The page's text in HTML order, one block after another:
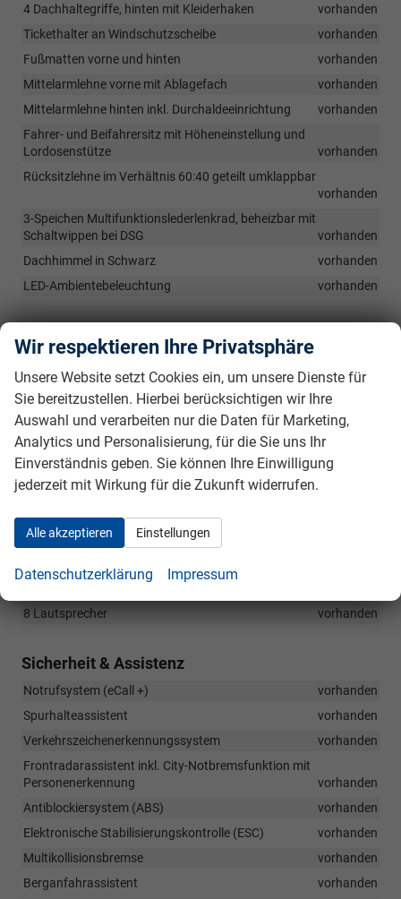
4 Dachhaltegriffe, hinten mit Kleiderhaken
vorhanden
Tickethalter an Windschutzscheibe
vorhanden
Fußmatten vorne und hinten
vorhanden
Mittelarmlehne vorne mit Ablagefach
vorhanden
Mittelarmlehne hinten inkl. Durchaldeeinrichtung
vorhanden
Fahrer- und Beifahrersitz mit Höheneinstellung und
Lordosenstütze
vorhanden
Rücksitzlehne im Verhältnis 60:40 geteilt umklappbar
vorhanden
3-Speichen Multifunktionslederlenkrad, beheizbar mit
Schaltwippen bei DSG
vorhanden
Dachhimmel in Schwarz
vorhanden
LED-Ambientebeleuchtung
vorhanden
Infotainment & Kommunikation
Induktive Aufladefunktion für Smartphones
8" Infotainmentsdisplay mit Navigationssystem
vorhanden
230-Volt Steckdose hinten inkl. USB-C-Anschluss
vorhanden
12-Volt Steckdose vorne
vorhanden
USB-Anschluss (Typ-C) vorne
Digitaler Radioempfang (DAB+)
8 Lautsprecher
vorhanden
Sicherheit & Assistenz
Notrufsystem (eCall +)
vorhanden
Spurhalteassistent
vorhanden
Verkehrszeichenerkennungssystem
vorhanden
Frontradarassistent inkl. City-Notbremsfunktion mit
Personenerkennung
vorhanden
Antiblockiersystem (ABS)
vorhanden
Elektronische Stabilisierungskontrolle (ESC)
vorhanden
Multikollisionsbremse
vorhanden
Berganfahrassistent
vorhanden
Wir respektieren Ihre Privatsphäre
Unsere Website setzt Cookies ein, um unsere Dienste für
Sie bereitzustellen. Hierbei berücksichtigen wir Ihre
Auswahl und verarbeiten nur die Daten für Marketing,
Analytics und Personalisierung, für die Sie uns Ihr
Einverständnis geben. Sie können Ihre Einwilligung
jederzeit mit Wirkung für die Zukunft widerrufen.
Alle akzeptieren Einstellungen
Datenschutzerklärung Impressum